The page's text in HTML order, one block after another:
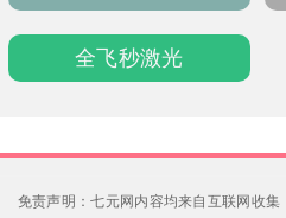
全飞秒激光
免责声明：七元网内容均来自互联网收